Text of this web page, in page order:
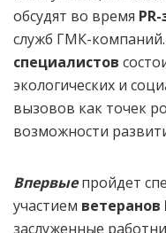
обсудят во время PR-
служб ГМК-
специалистов
экологических и
вызовов как точек
возможности
Впервые пройдет
участием
заслуженные